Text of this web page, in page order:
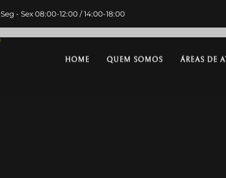
Seg - Sex 08:00-12:00 / 14:00-18:00
HOME QUEM SOMOS ÁREAS DE